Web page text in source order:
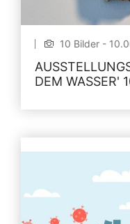
10 Bilder -
DEM WASSER'